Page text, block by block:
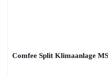
Comfee Split Klimaanlage